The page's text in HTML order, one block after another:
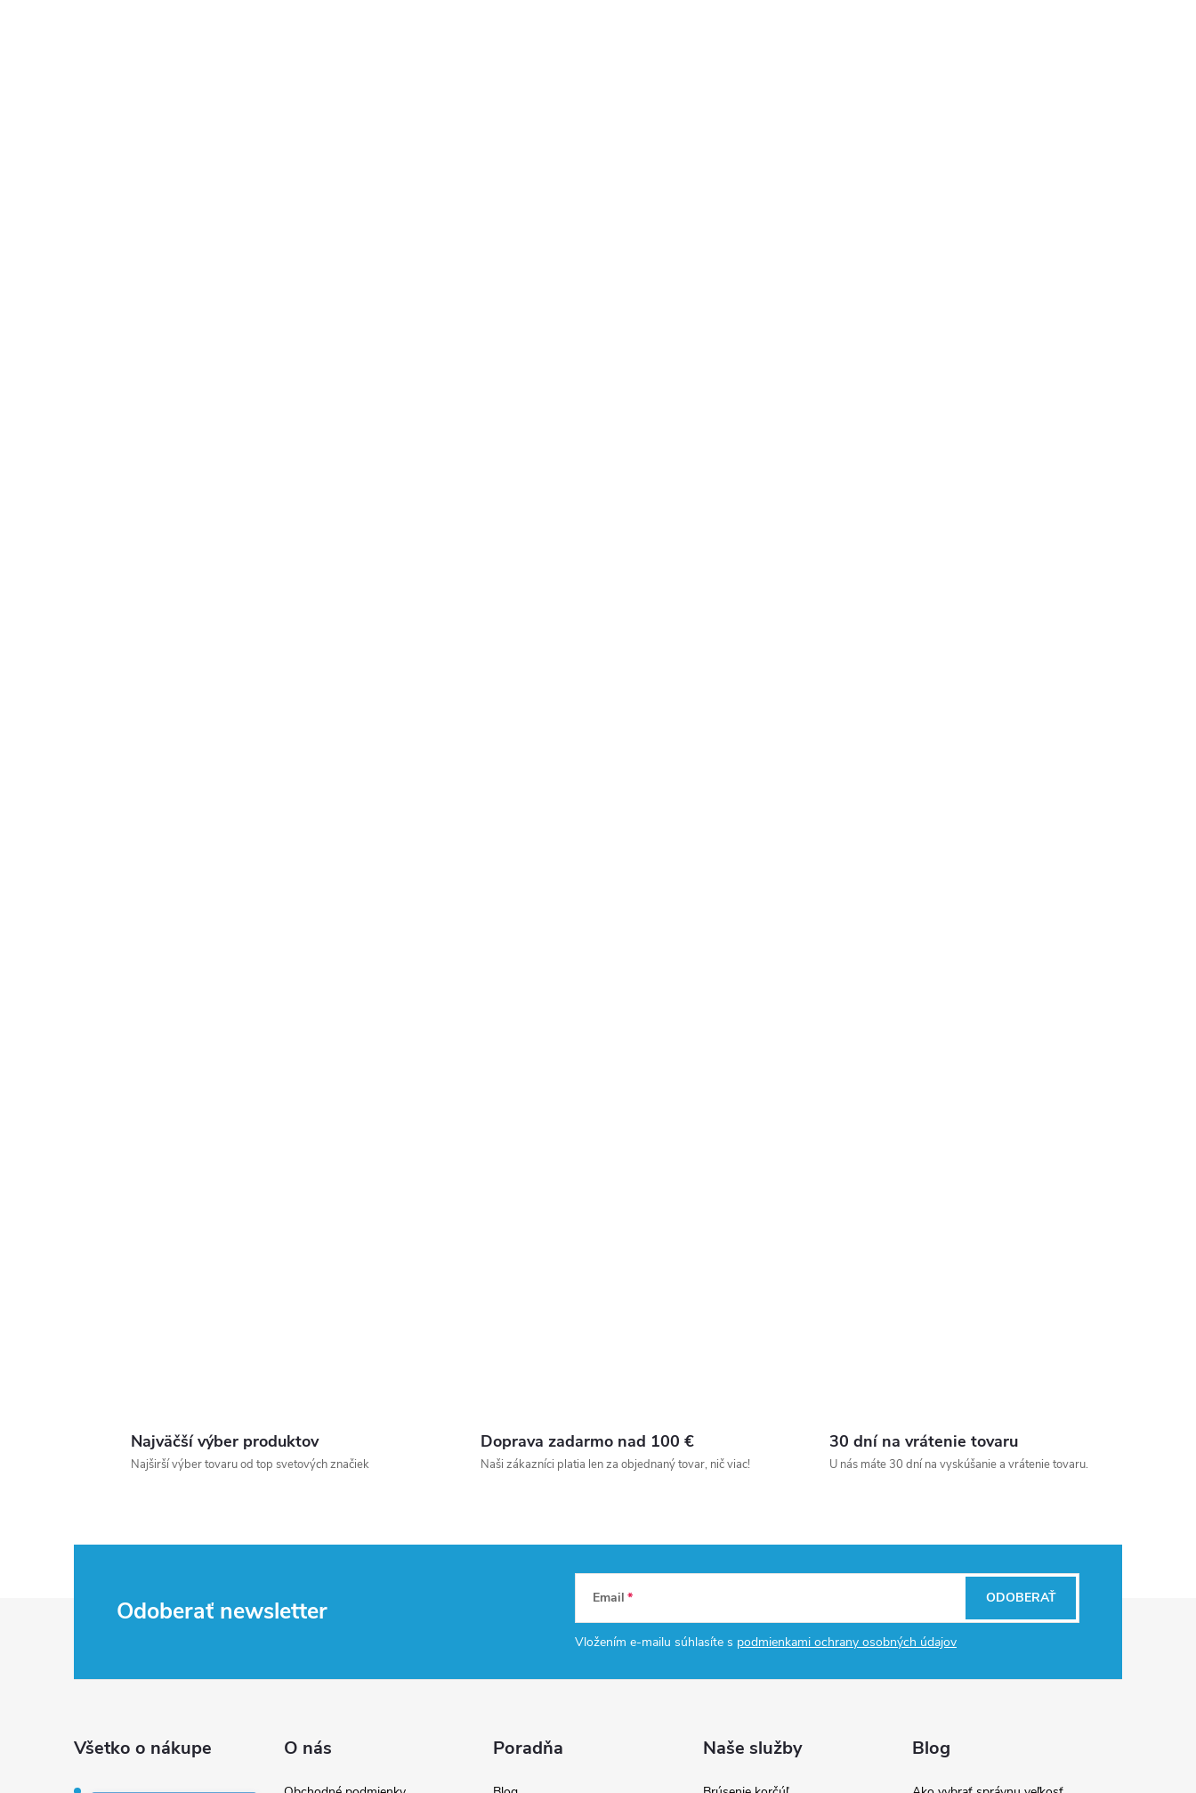
Najväčší výber produktov
Najširší výber tovaru od top svetových značiek
Doprava zadarmo nad 100 €
Naši zákazníci platia len za objednaný tovar, nič viac!
30 dní na vrátenie tovaru
U nás máte 30 dní na vyskúšanie a vrátenie tovaru.
Odoberať newsletter Email
Vložením e-mailu súhlasíte s podmienkami ochrany osobných údajov
ODOBERAŤ
Všetko o nákupe O nás Poradňa Naše služby Blog